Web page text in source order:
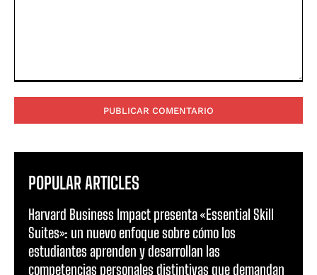
POPULAR ARTICLES
Harvard Business Impact presenta «Essential Skill
Suites»: un nuevo enfoque sobre cómo los
estudiantes aprenden y desarrollan las
competencias personales distintivas que demandan